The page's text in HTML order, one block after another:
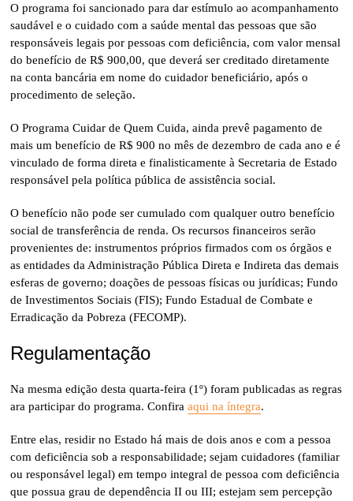
O programa foi sancionado para dar estímulo ao acompanhamento
saudável e o cuidado com a saúde mental das pessoas que são
responsáveis legais por pessoas com deficiência, com valor mensal
do benefício de R$ 900,00, que deverá ser creditado diretamente
na conta bancária em nome do cuidador beneficiário, após o
procedimento de seleção.
O Programa Cuidar de Quem Cuida, ainda prevê pagamento de
mais um benefício de R$ 900 no mês de dezembro de cada ano e é
vinculado de forma direta e finalisticamente à Secretaria de Estado
responsável pela política pública de assistência social.
O benefício não pode ser cumulado com qualquer outro benefício
social de transferência de renda. Os recursos financeiros serão
provenientes de: instrumentos próprios firmados com os órgãos e
as entidades da Administração Pública Direta e Indireta das demais
esferas de governo; doações de pessoas físicas ou jurídicas; Fundo
de Investimentos Sociais (FIS); Fundo Estadual de Combate e
Erradicação da Pobreza (FECOMP).
Regulamentação
Na mesma edição desta quarta-feira (1º) foram publicadas as regras
ara participar do programa. Confiraaqui na íntegra.
Entre elas, residir no Estado há mais de dois anos e com a pessoa
com deficiência sob a responsabilidade; sejam cuidadores (familiar
ou responsável legal) em tempo integral de pessoa com deficiência
que possua grau de dependência II ou III; estejam sem percepção